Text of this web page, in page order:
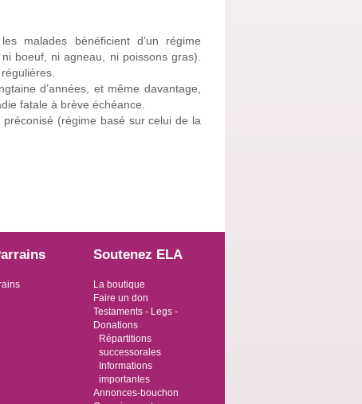
malades bénéficient d’un régime
boeuf, ni agneau, ni poissons gras).
d’années, et même davantage,
fatale à brève échéance.
(régime basé sur celui de la
Soutenez ELA
La boutique
Faire un don
Testaments - Legs -
Donations
Répartitions
successorales
Informations
importantes
Annonces-bouchon